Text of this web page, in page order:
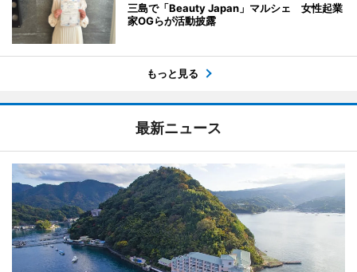
三島で「Beauty Japan」マルシェ 女性起業
家OGらが活動披露
もっと見る
最新ニュース